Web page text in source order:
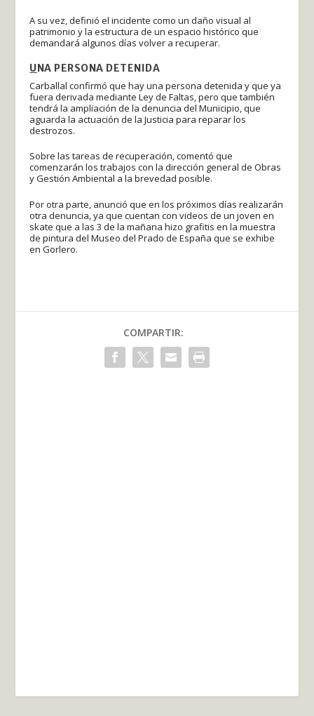
A su vez, definió el incidente como un daño visual al
patrimonio y la estructura de un espacio histórico que
demandará algunos días volver a recuperar.
UNA PERSONA DETENIDA
Carballal confirmó que hay una persona detenida y que ya
fuera derivada mediante Ley de Faltas, pero que también
tendrá la ampliación de la denuncia del Municipio, que
aguarda la actuación de la Justicia para reparar los
destrozos.
Sobre las tareas de recuperación, comentó que
comenzarán los trabajos con la dirección general de Obras
y Gestión Ambiental a la brevedad posible.
Por otra parte, anunció que en los próximos días realizarán
otra denuncia, ya que cuentan con videos de un joven en
skate que a las 3 de la mañana hizo grafitis en la muestra
de pintura del Museo del Prado de España que se exhibe
en Gorlero.
COMPARTIR: